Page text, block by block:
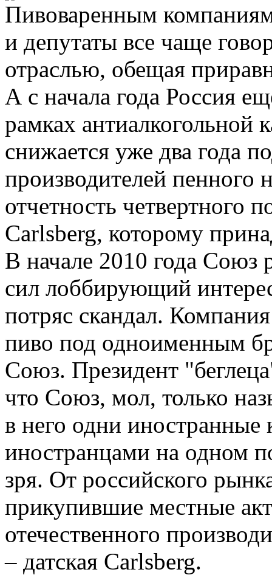
Пивоваренным
и депутаты все чаще
отраслью, обещая
А с начала года Россия
рамках антиалкогольной
снижается уже два года
производителей пенного
отчетность четвертного
Сarlsberg, которому
В начале 2010 года Союз
сил лоббирующий
потряс скандал.
пиво под одноименным
Союз. Президент
что Союз, мол, только
в него одни иностранные
иностранцами на одном
зря. От российского
прикупившие местные
отечественного
– датская Carlsberg.